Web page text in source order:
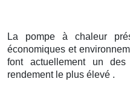
La pompe à chaleur
économiques et
font actuellement un
rendement le plus élevé .